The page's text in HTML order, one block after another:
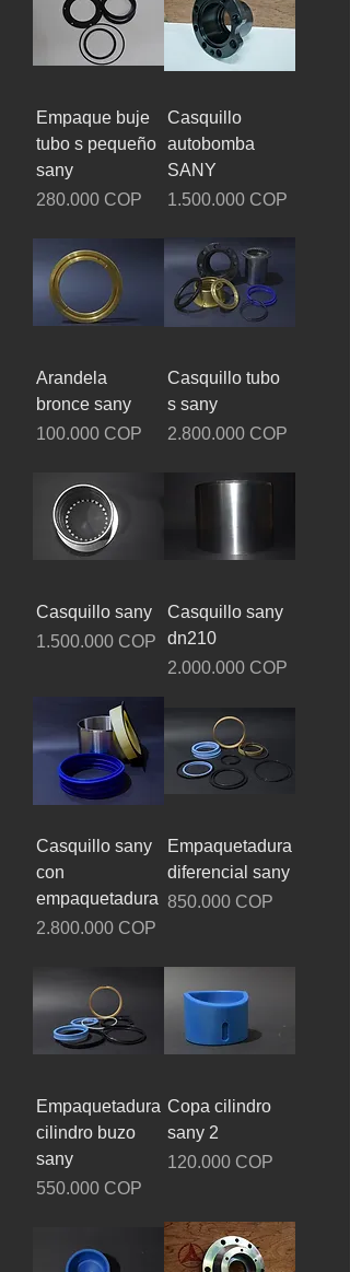
Empaque buje
tubo s pequeño
sany
Precio
280.000 COP
Casquillo
autobomba
SANY
Precio
1.500.000 COP
Arandela
bronce sany
Precio
100.000 COP
Casquillo tubo
s sany
Precio
2.800.000 COP
Casquillo sany
Precio
1.500.000 COP
Casquillo sany
dn210
Precio
2.000.000 COP
Casquillo sany
con
empaquetadura
Precio
2.800.000 COP
Empaquetadura
diferencial sany
Precio
850.000 COP
Empaquetadura
cilindro buzo
sany
Precio
550.000 COP
Copa cilindro
sany 2
Precio
120.000 COP